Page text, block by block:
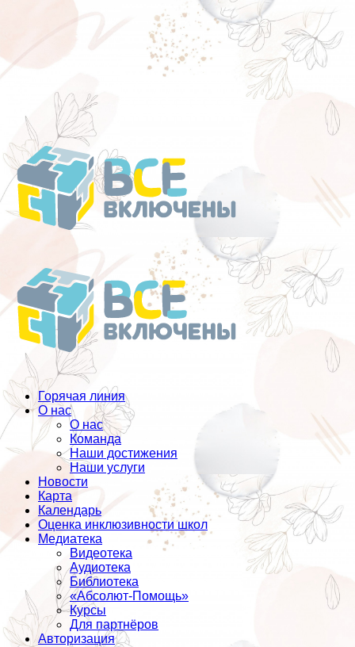
Перейти
к
содержанию
Горячая линия
О нас
О нас
Команда
Наши достижения
Наши услуги
Новости
Карта
Календарь
Оценка инклюзивности школ
Медиатека
Видеотека
Аудиотека
Библиотека
«Абсолют-Помощь»
Курсы
Для партнёров
Авторизация